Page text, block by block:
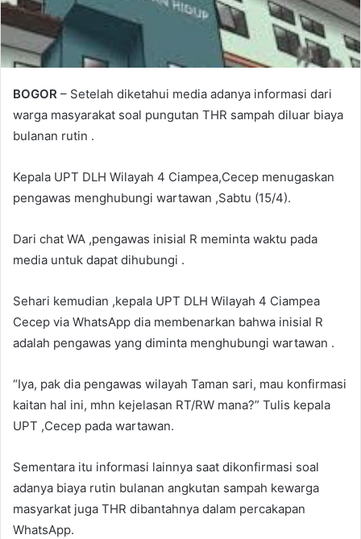
BOGOR – Setelah diketahui media adanya informasi dari
warga masyarakat soal pungutan THR sampah diluar biaya
bulanan rutin .
Kepala UPT DLH Wilayah 4 Ciampea,Cecep menugaskan
pengawas menghubungi wartawan ,Sabtu (15/4).
Dari chat WA ,pengawas inisial R meminta waktu pada
media untuk dapat dihubungi .
Sehari kemudian ,kepala UPT DLH Wilayah 4 Ciampea
Cecep via WhatsApp dia membenarkan bahwa inisial R
adalah pengawas yang diminta menghubungi wartawan .
“Iya, pak dia pengawas wilayah Taman sari, mau konfirmasi
kaitan hal ini, mhn kejelasan RT/RW mana?” Tulis kepala
UPT ,Cecep pada wartawan.
Sementara itu informasi lainnya saat dikonfirmasi soal
adanya biaya rutin bulanan angkutan sampah kewarga
masyarkat juga THR dibantahnya dalam percakapan
WhatsApp.